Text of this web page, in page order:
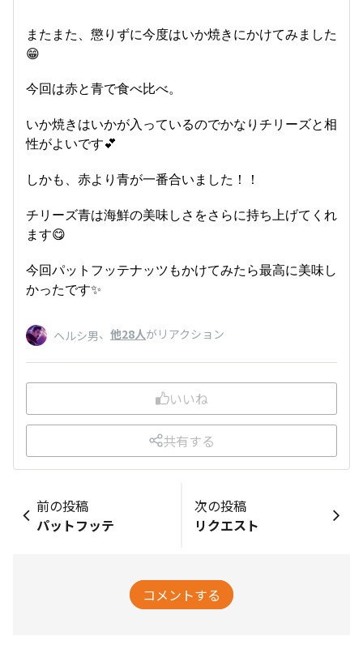
またまた、懲りずに今度はいか焼きにかけてみました
😁
今回は赤と青で食べ比べ。
いか焼きはいかが入っているのでかなりチリーズと相
性がよいです💕
しかも、赤より青が一番合いました！！
チリーズ青は海鮮の美味しさをさらに持ち上げてくれ
ます😋
今回パットフッテナッツもかけてみたら最高に美味し
かったです✨
ヘルシ男、 他28人がリアクション
いいね
共有する
前の投稿
パットフッテ
次の投稿
リクエスト
コメントする